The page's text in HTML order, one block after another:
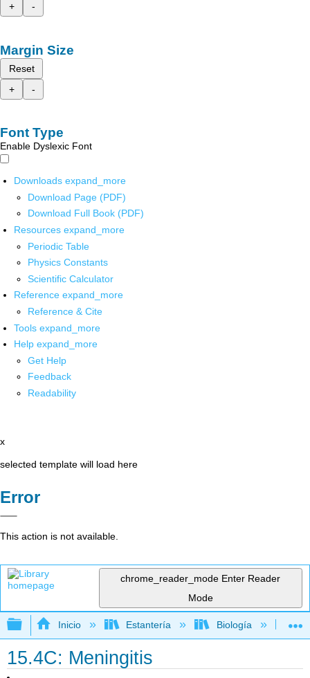
+
-
Margin Size
Reset
+
-
Font Type
Enable Dyslexic Font
Downloads expand_more
Download Page (PDF)
Download Full Book (PDF)
Resources expand_more
Periodic Table
Physics Constants
Scientific Calculator
Reference expand_more
Reference & Cite
Tools expand_more
Help expand_more
Get Help
Feedback
Readability
x
selected template will load here
Error
This action is not available.
chrome_reader_mode Enter Reader
Mode
Expandir/contraer jerarquía global
Inicio Estantería Biología
15.4C: Meningitis